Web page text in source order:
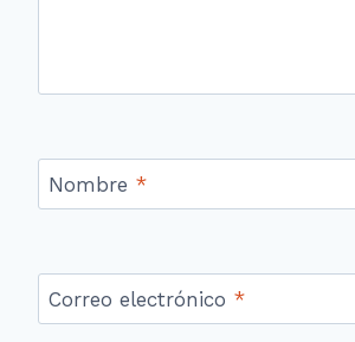
Nombre *
Correo electrónico *